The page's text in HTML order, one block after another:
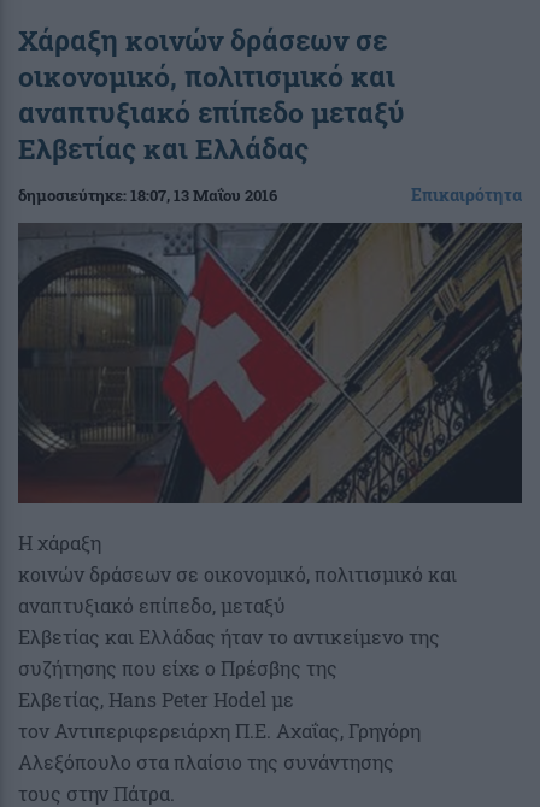
Χάραξη κοινών δράσεων σε
οικονομικό, πολιτισμικό και
αναπτυξιακό επίπεδο μεταξύ
Ελβετίας και Ελλάδας
δημοσιεύτηκε:18:07, 13 Μαΐου 2016 Επικαιρότητα
Η χάραξη
κοινών δράσεων σε οικονομικό, πολιτισμικό και
αναπτυξιακό επίπεδο, μεταξύ
Ελβετίας και Ελλάδας ήταν το αντικείμενο της
συζήτησης που είχε ο Πρέσβης της
Ελβετίας, Hans Peter Hodel με
τον Αντιπεριφερειάρχη Π.Ε. Αχαΐας, Γρηγόρη
Αλεξόπουλο στα πλαίσιο της συνάντησης
τους στην Πάτρα.